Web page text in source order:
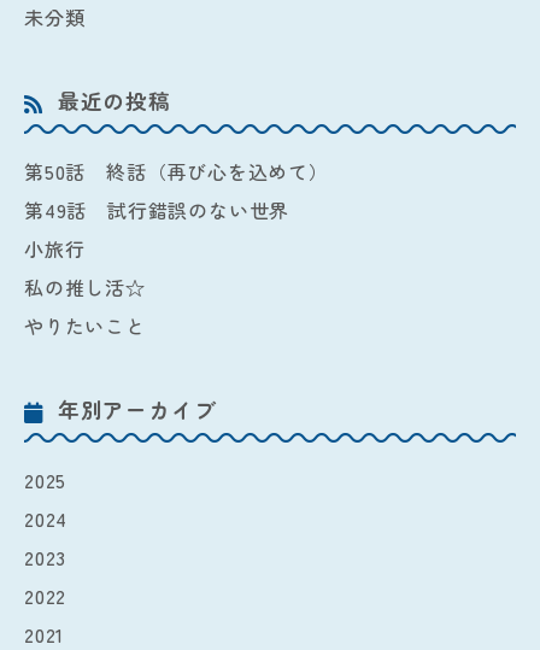
未分類
最近の投稿
第50話 終話（再び心を込めて）
第49話 試行錯誤のない世界
小旅行
私の推し活☆
やりたいこと
年別アーカイブ
2025
2024
2023
2022
2021